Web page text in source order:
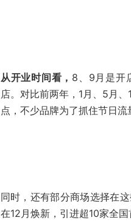
从开业时间看， 8、9月是开
店。对比前两年，1月、5月
点，不少品牌为了抓住节日流
同时，还有部分商场选择在
在12月焕新，引进超10家全国